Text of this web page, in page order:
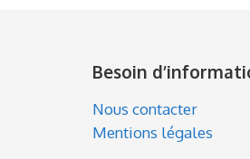
Besoin
Nous contacter
Mentions légales